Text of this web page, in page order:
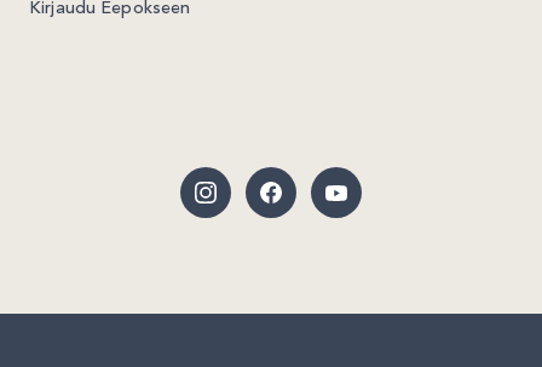
Kirjaudu Eepokseen